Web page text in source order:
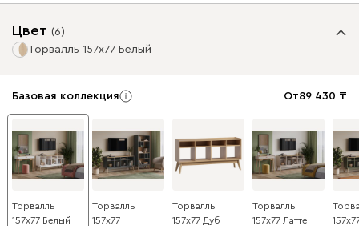
Цвет (6)
Торвалль 157x77 Белый
Базовая коллекция От89 430
Торвалль
157x77 Белый
Торвалль
157x77
Торвалль
157x77 Дуб
Торвалль
157x77 Латте